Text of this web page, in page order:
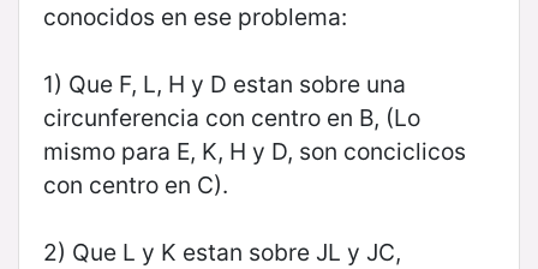
conocidos en ese problema:
1) Que F, L, H y D estan sobre una
circunferencia con centro en B, (Lo
mismo para E, K, H y D, son conciclicos
con centro en C).
2) Que L y K estan sobre JL y JC,